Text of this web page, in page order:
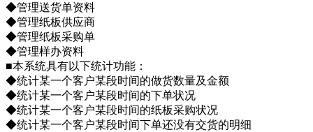
◆管理送货单资料
◆管理纸板供应商
◆管理纸板采购单
◆管理样办资料
■本系统具有以下统计功能：
◆统计某一个客户某段时间的做货数量及金额
◆统计某一个客户某段时间的下单状况
◆统计某一个客户某段时间的纸板采购状况
◆统计某一个客户某段时间下单还没有交货的明细